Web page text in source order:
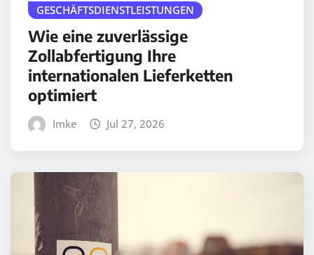
GESCHÄFTSDIENSTLEISTUNGEN
Wie eine zuverlässige
Zollabfertigung Ihre
internationalen Lieferketten
optimiert
Imke Jul 27, 2026